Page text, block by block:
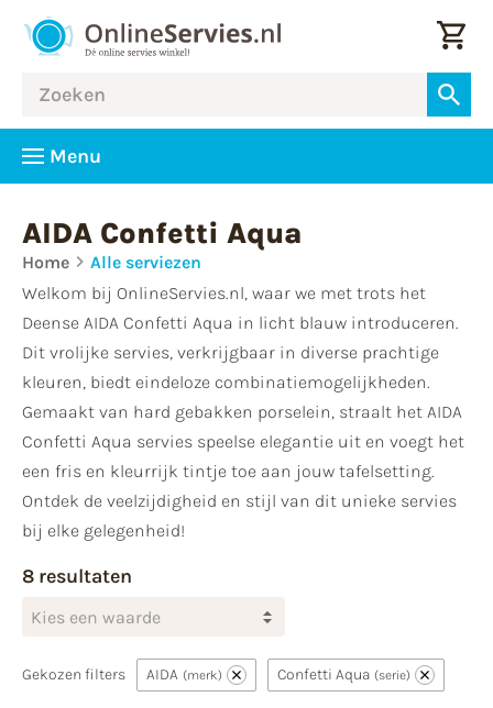
Menu
AIDA Confetti Aqua
Home
Alle serviezen
Welkom bij OnlineServies.nl, waar we met trots het
Deense AIDA Confetti Aqua in licht blauw introduceren.
Dit vrolijke servies, verkrijgbaar in diverse prachtige
kleuren, biedt eindeloze combinatiemogelijkheden.
Gemaakt van hard gebakken porselein, straalt het AIDA
Confetti Aqua servies speelse elegantie uit en voegt het
een fris en kleurrijk tintje toe aan jouw tafelsetting.
Ontdek de veelzijdigheid en stijl van dit unieke servies
bij elke gelegenheid!
8 resultaten
Kies een waarde
Gekozen filters AIDA merk Confetti Aqua serie